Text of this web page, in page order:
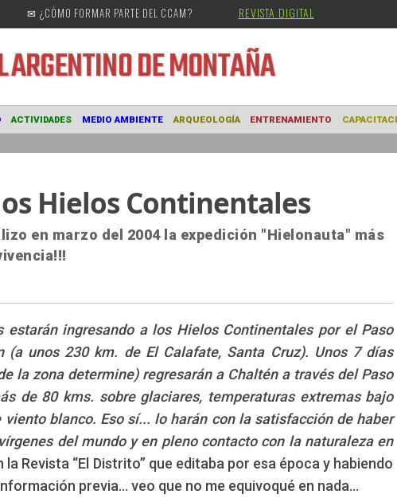
✉ ¿CÓMO FORMAR PARTE DEL CCAM? REVISTA DIGITAL
ARGENTINO DE MONTAÑA
MUSEO ACTIVIDADES MEDIO AMBIENTE ARQUEOLOGÍA
Hielos Continentales
en marzo del 2004 la expedición "Hielonauta" más
estarán ingresando a los Hielos Continentales por el Paso
unos 230 km. de El Calafate, Santa Cruz). Unos 7 días
la zona determine) regresarán a Chaltén a través del Paso
de 80 kms. sobre glaciares, temperaturas extremas bajo
blanco. Eso sí... lo harán con la satisfacción de haber
del mundo y en pleno contacto con la naturaleza en
la Revista “El Distrito” que editaba por esa época y habiendo
previa… veo que no me equivoqué en nada…